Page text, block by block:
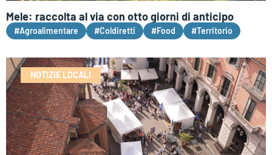
Mele: raccolta al via con otto giorni di anticipo
#Agroalimentare #Coldiretti #Food #Territorio
NOTIZIE LOCALI